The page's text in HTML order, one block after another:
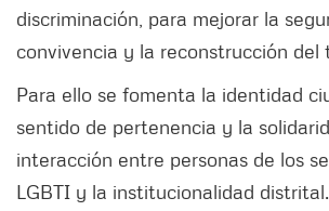
discriminación, para mejorar la
convivencia y la reconstrucción del
Para ello se fomenta la identidad
sentido de pertenencia y la
interacción entre personas de los
LGBTI y la institucionalidad distrital.